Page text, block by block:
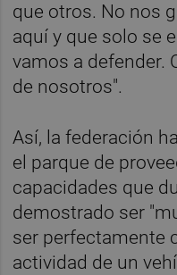
que otros. No nos
aquí y que solo se
vamos a defender.
de nosotros".
Así, la federación
el parque de
capacidades que
demostrado ser
ser perfectamente
actividad de un